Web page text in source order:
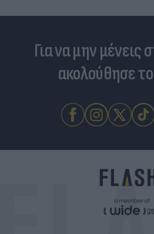
Για να μην μένεις
ακολούθησε